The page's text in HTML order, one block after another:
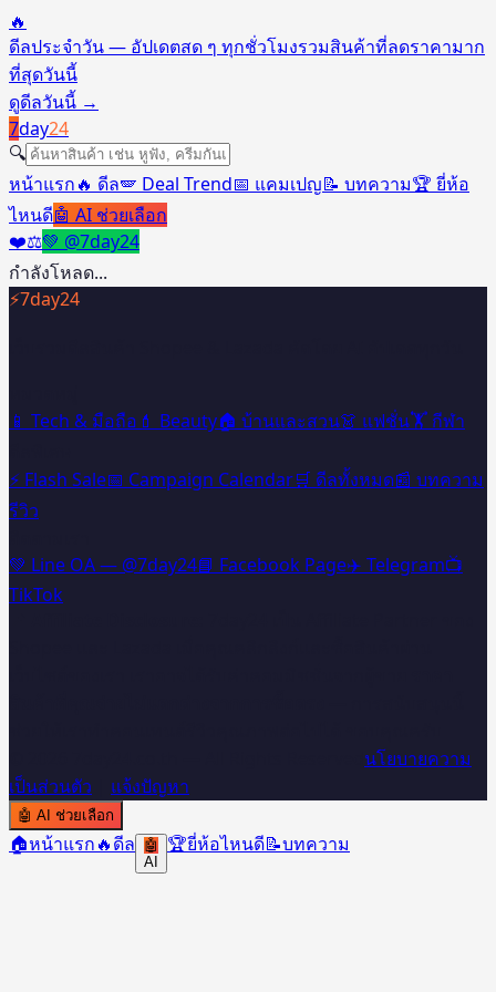
🔥
ดีลประจำวัน — อัปเดตสด ๆ ทุกชั่วโมงรวมสินค้าที่ลดราคามาก
ที่สุดวันนี้
ดูดีลวันนี้ →
7day24
🔍
หน้าแรก🔥 ดีล🪽 Deal Trend📅 แคมเปญ📝 บทความ🏆 ยี่ห้อ
ไหนดี🤖 AI ช่วยเลือก
❤️⚖️💚 @7day24
กำลังโหลด...
⚡7day24
📱 Tech & มือถือ 💄 Beauty🏠 บ้านและสวน👗 แฟชั่น🏋️ กีฬา
⚡ Flash Sale📅 Campaign Calendar🛒 ดีลทั้งหมด📰 บทความ
รีวิว
💚 Line OA — @7day24📘 Facebook Page✈️ Telegram📺
TikTok
นโยบายความ
เป็นส่วนตัว
แจ้งปัญหา
🤖 AI ช่วยเลือก
🏠หน้าแรก🔥ดีล
🤖
AI
🏆ยี่ห้อไหนดี📝บทความ